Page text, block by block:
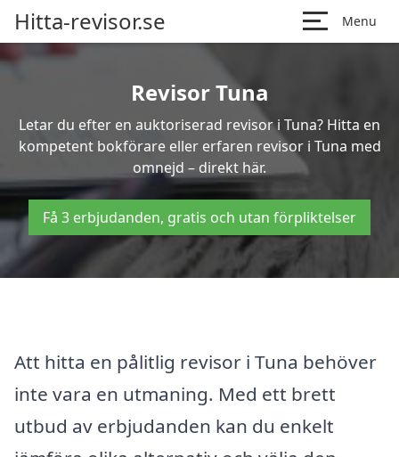
Hitta-revisor.se Menu
Revisor Tuna
Letar du efter en auktoriserad revisor i Tuna? Hitta en
kompetent bokförare eller erfaren revisor i Tuna med
omnejd – direkt här.
Få 3 erbjudanden, gratis och utan förpliktelser
Att hitta en pålitlig revisor i Tuna behöver
inte vara en utmaning. Med ett brett
utbud av erbjudanden kan du enkelt